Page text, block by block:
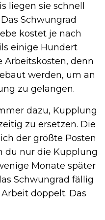
liegen sie schnell
Schwungrad
kostet je nach
einige Hundert
Arbeitskosten, denn
werden, um an
zu gelangen.
dazu, Kupplung
zu ersetzen. Die
der größte Posten
du nur die Kupplung
Monate später
Schwungrad fällig
doppelt. Das